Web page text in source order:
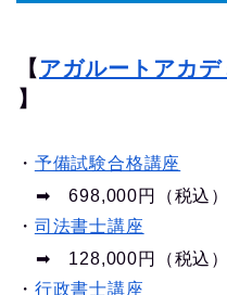
【 アガルートアカデ
】
・ 予備試験合格講座
➡︎ 698,000円（税込）
・ 司法書士講座
➡︎ 128,000円（税込）
・ 行政書士講座